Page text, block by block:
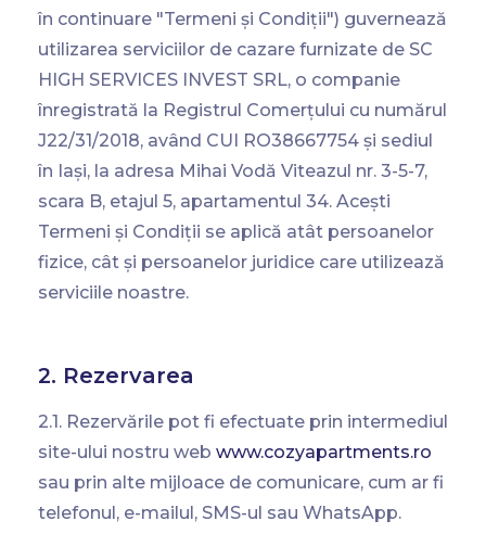
în continuare "Termeni și Condiții") guvernează
utilizarea serviciilor de cazare furnizate de SC
HIGH SERVICES INVEST SRL, o companie
înregistrată la Registrul Comerțului cu numărul
J22/31/2018, având CUI RO38667754 și sediul
în Iași, la adresa Mihai Vodă Viteazul nr. 3-5-7,
scara B, etajul 5, apartamentul 34. Acești
Termeni și Condiții se aplică atât persoanelor
fizice, cât și persoanelor juridice care utilizează
serviciile noastre.
2. Rezervarea
2.1. Rezervările pot fi efectuate prin intermediul
site-ului nostru web www.cozyapartments.ro
sau prin alte mijloace de comunicare, cum ar fi
telefonul, e-mailul, SMS-ul sau WhatsApp.